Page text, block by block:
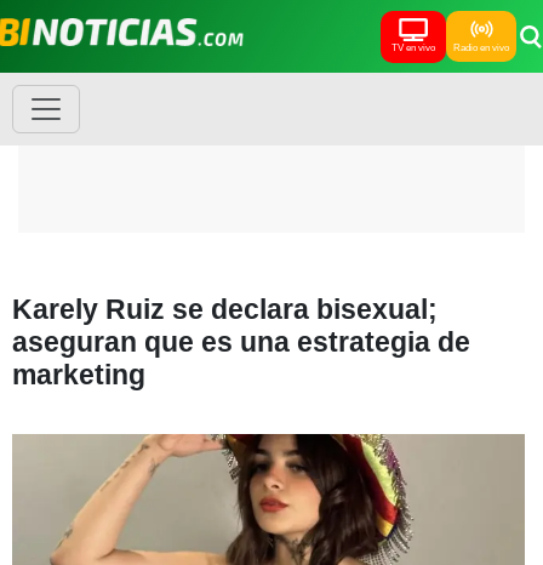
TV en vivo Radio en vivo
Karely Ruiz se declara bisexual;
aseguran que es una estrategia de
marketing